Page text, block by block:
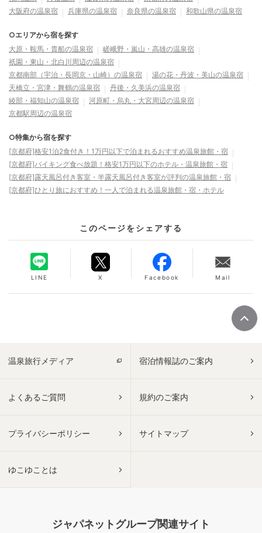
大阪府の温泉宿
兵庫県の温泉宿 奈良県の温泉宿 和歌山県の温泉宿
○エリアから宿を探す
大原・鞍馬・貴船の温泉宿
嵯峨野・嵐山・高雄の温泉宿
祇園・東山・北白川周辺の温泉宿
京都南部（宇治・長岡京・山崎）の温泉宿
湯の花・丹波・美山の温泉宿
天橋立・宮津・舞鶴の温泉宿
丹後・久美浜の温泉宿
綾部・福知山の温泉宿
河原町・烏丸・大宮周辺の温泉宿
京都駅周辺の温泉宿
○特集から宿を探す
[京都府]格安1泊2食付き！1万円以下で泊まれるおすすめ温泉旅館・宿
[京都府]バイキング食べ放題！格安1万円以下のホテル・温泉旅館・宿
[京都府]露天風呂付き客室・半露天風呂付き客室が評判の温泉旅館・宿
[京都府]ひとり旅におすすめ！一人で泊まれる温泉旅館・宿・ホテル
このページをシェアする
LINE X Facebook Mail
温泉旅行メディア 宿泊情報誌のご案内
よくあるご質問 規約のご案内
プライバシーポリシー サイトマップ
ゆこゆことは
ジャパネットグループ関連サイト